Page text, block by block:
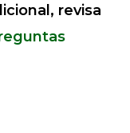
revisa